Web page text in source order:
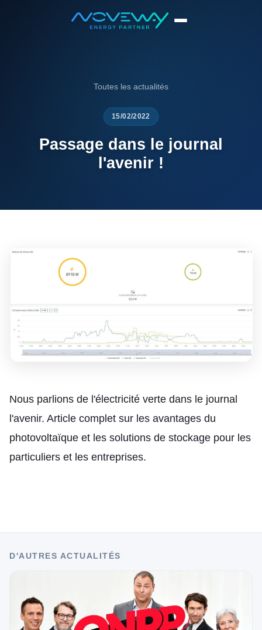
Toutes les actualités
15/02/2022
Passage dans le journal
l'avenir !
Nous parlions de l'électricité verte dans le journal
l'avenir. Article complet sur les avantages du
photovoltaïque et les solutions de stockage pour les
particuliers et les entreprises.
D'AUTRES ACTUALITÉS